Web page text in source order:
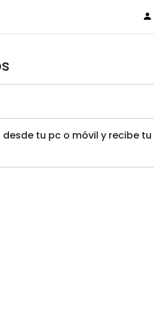
desde tu pc o móvil y recibe tu